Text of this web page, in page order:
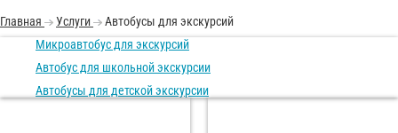
Главная Услуги
Автобусы для экскурсий
Микроавтобус для экскурсий
Автобус для школьной экскурсии
Автобусы для детской экскурсии